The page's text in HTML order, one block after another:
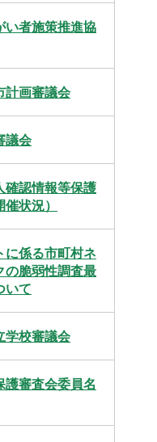
い者施策推進協
計画審議会
議会
確認情報等保護
状況）
に係る市町村ネ
の脆弱性調査最
いて
学校審議会
護審査会委員名